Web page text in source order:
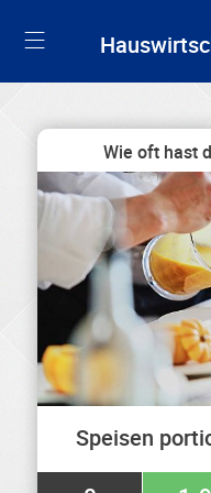
Wie oft hast
Speisen